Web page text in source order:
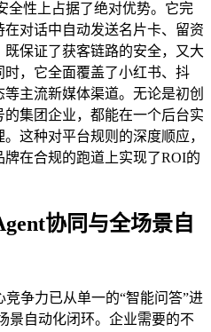
全性上占据了绝对优势。它完
对话中自动发送名片卡、留资
保证了获客链路的安全，又大
，它全面覆盖了小红书、抖
主流新媒体渠道。无论是初创
集团企业，都能在一个后台实
这种对平台规则的深度顺应，
在合规的跑道上实现了ROI的
协同与全场景自
争力已从单一的“智能问答”进
景自动化闭环。企业需要的不